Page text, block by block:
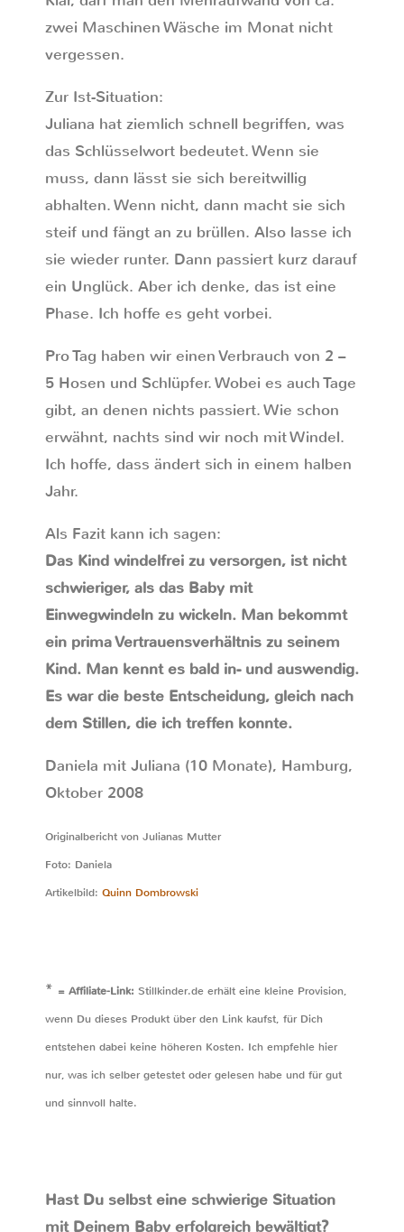
zwei Maschinen Wäsche im Monat nicht
vergessen.
Zur Ist-Situation:
Juliana hat ziemlich schnell begriffen, was
das Schlüsselwort bedeutet. Wenn sie
muss, dann lässt sie sich bereitwillig
abhalten. Wenn nicht, dann macht sie sich
steif und fängt an zu brüllen. Also lasse ich
sie wieder runter. Dann passiert kurz darauf
ein Unglück. Aber ich denke, das ist eine
Phase. Ich hoffe es geht vorbei.
Pro Tag haben wir einen Verbrauch von 2 –
5 Hosen und Schlüpfer. Wobei es auch Tage
gibt, an denen nichts passiert. Wie schon
erwähnt, nachts sind wir noch mit Windel.
Ich hoffe, dass ändert sich in einem halben
Jahr.
Als Fazit kann ich sagen:
Das Kind windelfrei zu versorgen, ist nicht
schwieriger, als das Baby mit
Einwegwindeln zu wickeln. Man bekommt
ein prima Vertrauensverhältnis zu seinem
Kind. Man kennt es bald in- und auswendig.
Es war die beste Entscheidung, gleich nach
dem Stillen, die ich treffen konnte.
Daniela mit Juliana (10 Monate), Hamburg,
Oktober 2008
Originalbericht von Julianas Mutter
Foto: Daniela
Artikelbild: Quinn Dombrowski
* = Affiliate-Link: Stillkinder.de erhält eine kleine Provision,
wenn Du dieses Produkt über den Link kaufst, für Dich
entstehen dabei keine höheren Kosten. Ich empfehle hier
nur, was ich selber getestet oder gelesen habe und für gut
und sinnvoll halte.
Hast Du selbst eine schwierige Situation
mit Deinem Baby erfolgreich bewältigt?